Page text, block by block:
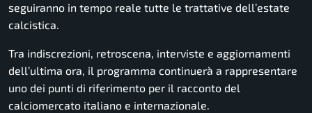
seguiranno in tempo reale tutte le trattative dell’estate
calcistica.
Tra indiscrezioni, retroscena, interviste e aggiornamenti
dell’ultima ora, il programma continuerà a rappresentare
uno dei punti di riferimento per il racconto del
calciomercato italiano e internazionale.